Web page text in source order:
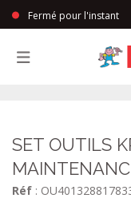
Fermé pour l'instant
SET OUTILS
Réf :